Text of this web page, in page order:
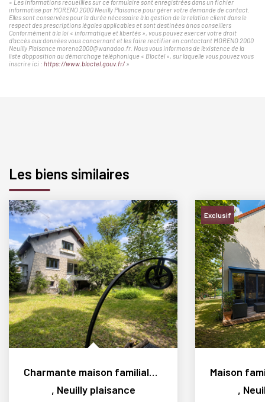
« Les informations recueillies sur ce formulaire sont enregistrées dans un fichier
informatisé par MORENO 2000 Neuilly Plaisance pour gérer votre demande de contact.
Elles sont conservées pour la durée nécessaire à la gestion de la relation client dans le
respect des prescriptions légales applicables et sont destinées à nos conseillers
Conformément à la loi « informatique et libertés », vous pouvez exercer votre droit
d'accès aux données vous concernant et les faire rectifier en contactant MORENO 2000
Neuilly Plaisance moreno2000@wanadoo.fr. Nous vous informons de l'existence de la
liste d'opposition au démarchage téléphonique « Bloctel », sur laquelle vous pouvez vous
inscrire ici : https://www.bloctel.gouv.fr/ »
Les biens similaires
Charmante maison familiale 6 pièces avec jardin arboré sans...
, Neuilly plaisance
Exclusif
,